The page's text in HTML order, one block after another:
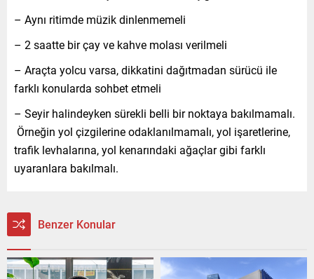
– Aynı ritimde müzik dinlenmemeli
– 2 saatte bir çay ve kahve molası verilmeli
– Araçta yolcu varsa, dikkatini dağıtmadan sürücü ile
farklı konularda sohbet etmeli
– Seyir halindeyken sürekli belli bir noktaya bakılmamalı.
Örneğin yol çizgilerine odaklanılmamalı, yol işaretlerine,
trafik levhalarına, yol kenarındaki ağaçlar gibi farklı
uyaranlara bakılmalı.
Benzer Konular